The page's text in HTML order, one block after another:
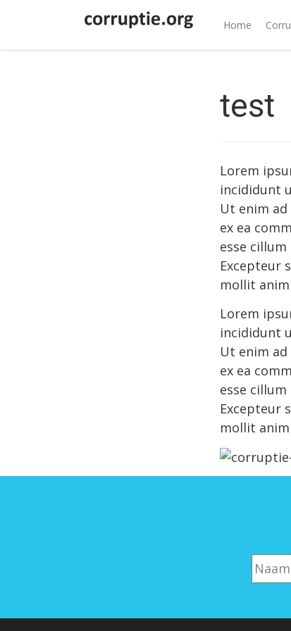
Home
test
Lorem
incididunt
Ut enim
ex ea
esse
Excepteur
mollit
Lorem
incididunt
Ut enim
ex ea
esse
Excepteur
mollit